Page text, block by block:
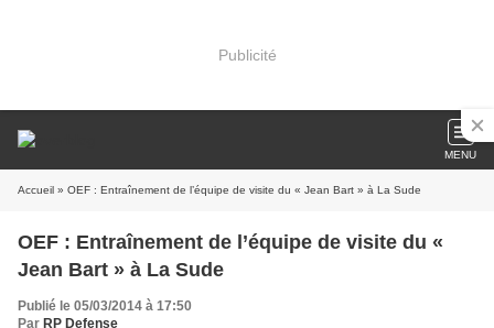
Publicité
MENU
Accueil » OEF : Entraînement de l’équipe de visite du « Jean Bart » à La Sude
OEF : Entraînement de l’équipe de visite du «
Jean Bart » à La Sude
Publié le 05/03/2014 à 17:50
Par RP Defense